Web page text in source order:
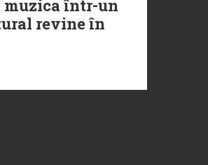
într-un
revine în